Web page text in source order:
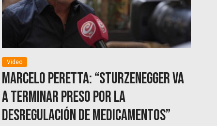
Video
Marcelo Peretta: “Sturzenegger va
a terminar preso por la
desregulación de medicamentos”